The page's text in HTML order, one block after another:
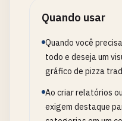
Quando usar
Quando você
todo e deseja um
gráfico de pizza
Ao criar relatórios
exigem destaque